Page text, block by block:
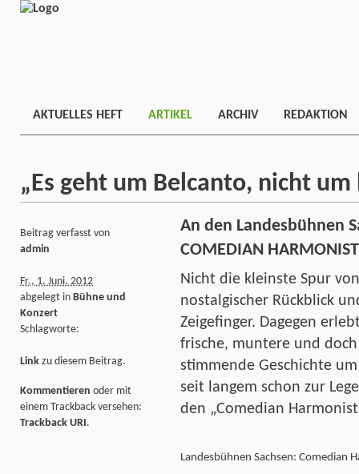
AKTUELLES HEFT ARTIKEL ARCHIV REDAKTION
„Es geht um Belcanto, nicht
An den Landesbühnen
COMEDIAN
Nicht die kleinste Spur
nostalgischer Rückblick
Zeigefinger. Dagegen
frische, muntere und
stimmende Geschichte
seit langem schon zur
den „Comedian
Landesbühnen Sachsen: Comedian
Beitrag verfasst von
admin
Fr., 1. Juni. 2012
abgelegt in Bühne und
Konzert
Schlagworte:
Link zu diesem Beitrag.
Kommentieren oder mit
einem Trackback versehen:
Trackback URI.